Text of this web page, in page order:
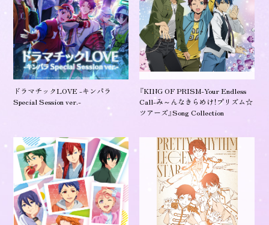
ドラマチックLOVE -キンパラ
Special Session ver.-
『KING OF PRISM-Your Endless
Call-み～んなきらめけ！プリズム☆
ツアーズ』Song Collection